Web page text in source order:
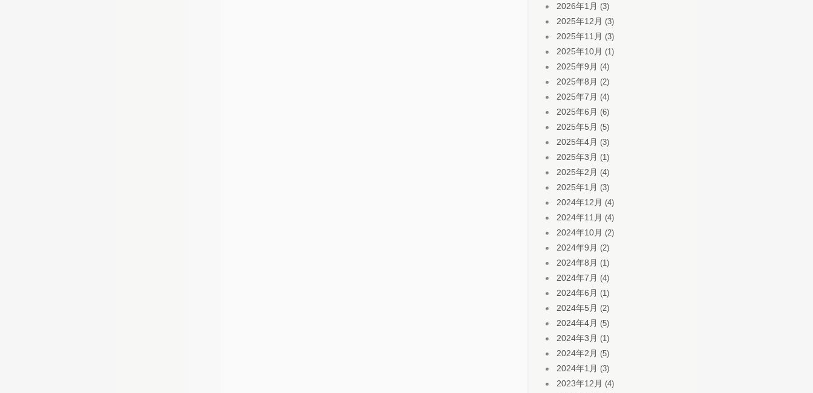
2026年1月 (3)
2025年12月 (3)
2025年11月 (3)
2025年10月 (1)
2025年9月 (4)
2025年8月 (2)
2025年7月 (4)
2025年6月 (6)
2025年5月 (5)
2025年4月 (3)
2025年3月 (1)
2025年2月 (4)
2025年1月 (3)
2024年12月 (4)
2024年11月 (4)
2024年10月 (2)
2024年9月 (2)
2024年8月 (1)
2024年7月 (4)
2024年6月 (1)
2024年5月 (2)
2024年4月 (5)
2024年3月 (1)
2024年2月 (5)
2024年1月 (3)
2023年12月 (4)